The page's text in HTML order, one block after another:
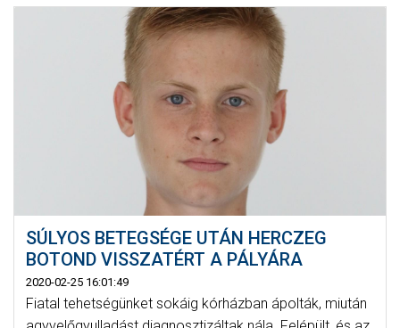
SÚLYOS BETEGSÉGE UTÁN HERCZEG
BOTOND VISSZATÉRT A PÁLYÁRA
2020-02-25 16:01:49
Fiatal tehetségünket sokáig kórházban ápolták, miután